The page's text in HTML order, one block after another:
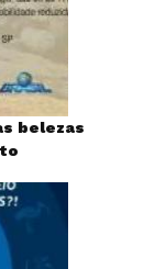
belezas